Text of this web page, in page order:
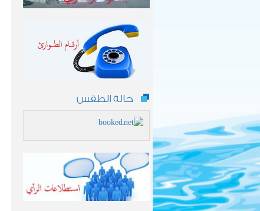
حالة الطقس